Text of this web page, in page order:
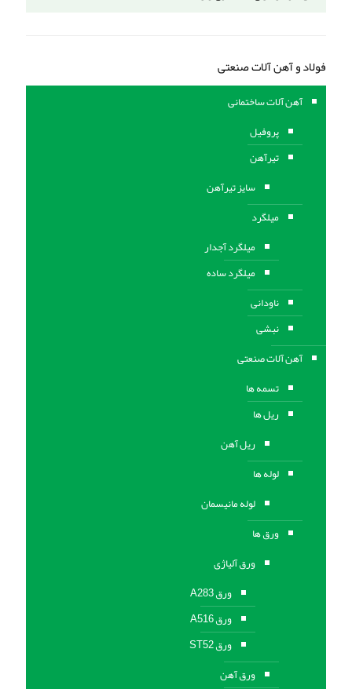
فولاد و آهن آلات صنعتی
آهن آلات ساختمانی
پروفیل
تیرآهن
سایز تیرآهن
میلگرد
میلگرد آجدار
میلگرد ساده
ناودانی
نبشی
آهن آلات صنعتی
تسمه ها
ریل ها
ریل آهن
لوله ها
لوله مانیسمان
ورق ها
ورق آلیاژی
ورق A283
ورق A516
ورق ST52
ورق آهن